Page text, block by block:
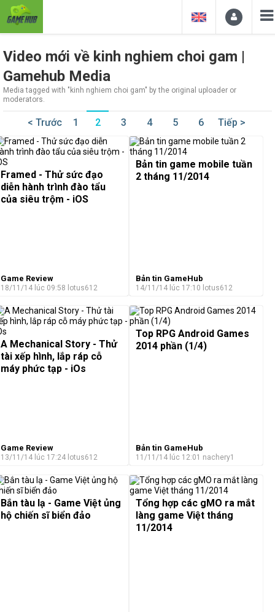
Video mới về kinh nghiem choi gam |
Gamehub Media
Media tagged with "kinh nghiem choi gam" by the original uploader or
moderators.
< Trước 1 2 3 4 5 6 Tiếp >
Framed - Thử sức đạo
diễn hành trình đào tẩu
của siêu trộm - iOS
Game Review
18/11/14 lúc 09:58 lotus612
Bản tin game mobile tuần
2 tháng 11/2014
Bản tin GameHub
14/11/14 lúc 17:10 lotus612
A Mechanical Story - Thử
tài xếp hình, lắp ráp cỗ
máy phức tạp - iOs
Game Review
13/11/14 lúc 17:24 lotus612
Top RPG Android Games
2014 phần (1/4)
Bản tin GameHub
11/11/14 lúc 12:01 nachery1
Bắn tàu lạ - Game Việt ủng
hộ chiến sĩ biển đảo
Tổng hợp các gMO ra mắt
làng game Việt tháng
11/2014‏